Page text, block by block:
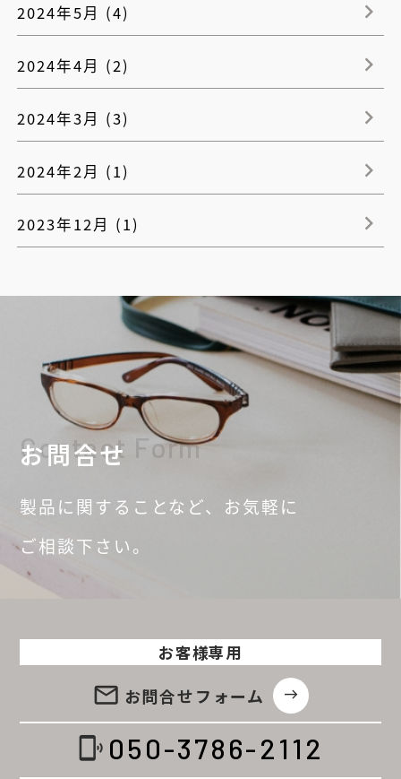
2024年5月 (4)
2024年4月 (2)
2024年3月 (3)
2024年2月 (1)
2023年12月 (1)
お問合せ
Contact Form
製品に関することなど、 お気軽に
ご相談下さい。
お客様専用
email お問合せフォーム east
phonelink_ring 050-3786-2112